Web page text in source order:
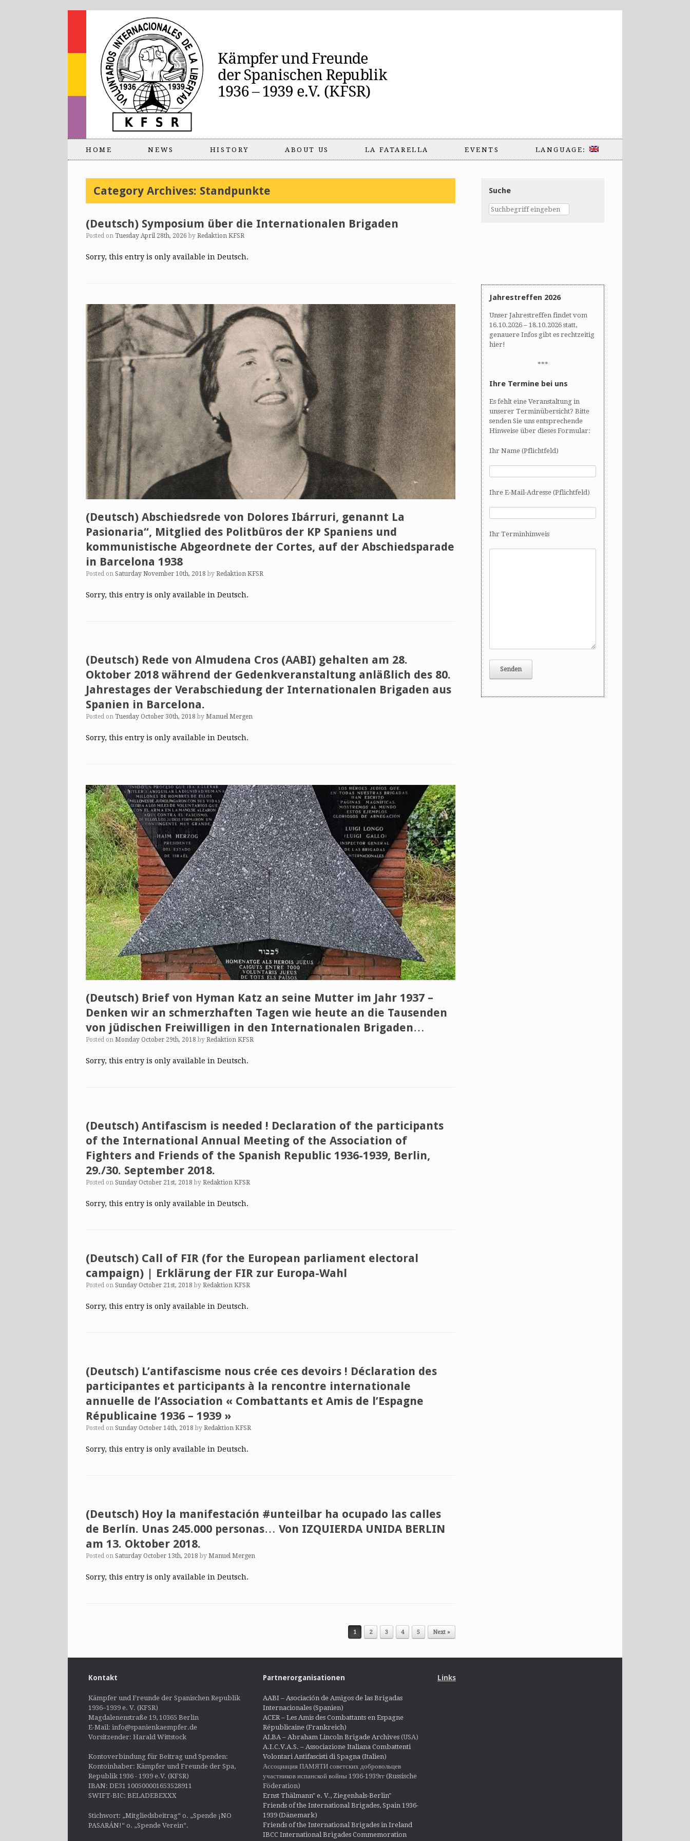
HOME NEWS HISTORY ABOUT US LA FATARELLA EVENTS LANGUAGE:
Category Archives: Standpunkte
(Deutsch) Symposium über die Internationalen Brigaden
Posted on Tuesday April 28th, 2026 by Redaktion KFSR
Sorry, this entry is only available in Deutsch.
(Deutsch) Abschiedsrede von Dolores Ibárruri, genannt La
Pasionaria“, Mitglied des Politbüros der KP Spaniens und
kommunistische Abgeordnete der Cortes, auf der Abschiedsparade
in Barcelona 1938
Posted on Saturday November 10th, 2018 by Redaktion KFSR
Sorry, this entry is only available in Deutsch.
(Deutsch) Rede von Almudena Cros (AABI) gehalten am 28.
Oktober 2018 während der Gedenkveranstaltung anläßlich des 80.
Jahrestages der Verabschiedung der Internationalen Brigaden aus
Spanien in Barcelona.
Posted on Tuesday October 30th, 2018 by Manuel Mergen
Sorry, this entry is only available in Deutsch.
(Deutsch) Brief von Hyman Katz an seine Mutter im Jahr 1937 –
Denken wir an schmerzhaften Tagen wie heute an die Tausenden
von jüdischen Freiwilligen in den Internationalen Brigaden…
Posted on Monday October 29th, 2018 by Redaktion KFSR
Sorry, this entry is only available in Deutsch.
(Deutsch) Antifascism is needed ! Declaration of the participants
of the International Annual Meeting of the Association of
Fighters and Friends of the Spanish Republic 1936-1939, Berlin,
29./30. September 2018.
Posted on Sunday October 21st, 2018 by Redaktion KFSR
Sorry, this entry is only available in Deutsch.
(Deutsch) Call of FIR (for the European parliament electoral
campaign) | Erklärung der FIR zur Europa-Wahl
Posted on Sunday October 21st, 2018 by Redaktion KFSR
Sorry, this entry is only available in Deutsch.
(Deutsch) L’antifascisme nous crée ces devoirs ! Déclaration des
participantes et participants à la rencontre internationale
annuelle de l’Association « Combattants et Amis de l’Espagne
Républicaine 1936 – 1939 »
Posted on Sunday October 14th, 2018 by Redaktion KFSR
Sorry, this entry is only available in Deutsch.
(Deutsch) Hoy la manifestación #unteilbar ha ocupado las calles
de Berlín. Unas 245.000 personas… Von IZQUIERDA UNIDA BERLIN
am 13. Oktober 2018.
Posted on Saturday October 13th, 2018 by Manuel Mergen
Sorry, this entry is only available in Deutsch.
1 2 3 4 5 Next »
Suche
Jahrestreffen 2026
Unser Jahrestreffen findet vom
16.10.2026 – 18.10.2026 statt,
genauere Infos gibt es rechtzeitig
hier!
***
Ihre Termine bei uns
Es fehlt eine Veranstaltung in
unserer Terminübersicht? Bitte
senden Sie uns entsprechende
Hinweise über dieses Formular:
Ihr Name (Pflichtfeld)
Ihre E-Mail-Adresse (Pflichtfeld)
Ihr Terminhinweis
Kontakt
Kämpfer und Freunde der Spanischen Republik
1936–1939 e. V. (KFSR)
Magdalenenstraße 19, 10365 Berlin
E-Mail: info@spanienkaempfer.de
Vorsitzender: Harald Wittstock
Kontoverbindung für Beitrag und Spenden:
Kontoinhaber: Kämpfer und Freunde der Spa,
Republik 1936 - 1939 e.V. (KFSR)
IBAN: DE31 100500001653528911
SWIFT-BIC: BELADEBEXXX
Stichwort: „Mitgliedsbeitrag“ o. „Spende ¡NO
PASARÁN!“ o. „Spende Verein“.
Partnerorganisationen
AABI – Asociación de Amigos de las Brigadas
Internacionales (Spanien)
ACER – Les Amis des Combattants en Espagne
Républicaine (Frankreich)
ALBA – Abraham Lincoln Brigade Archives(USA)
A.I.C.V.A.S. – Associazione Italiana Combattenti
Volontari Antifascisti di Spagna (Italien)
Ассоциация ПАМЯТИ советских добровольцев
участников испанской войны 1936-1939гг (Russische
Föderation)
Ernst Thälmann" e. V., Ziegenhals-Berlin"
Friends of the International Brigades, Spain 1936-
1939 (Dänemark)
Friends of the International Brigades in Ireland
IBCC International Brigades Commemoration
Links